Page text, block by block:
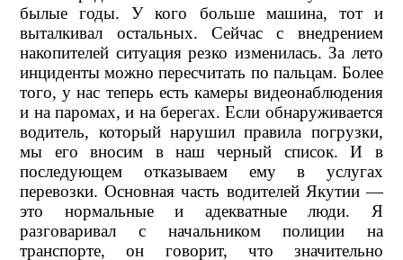
былые годы. У кого больше машина, тот и
выталкивал остальных. Сейчас с внедрением
накопителей ситуация резко изменилась. За лето
инциденты можно пересчитать по пальцам. Более
того, у нас теперь есть камеры видеонаблюдения
и на паромах, и на берегах. Если обнаруживается
водитель, который нарушил правила погрузки,
мы его вносим в наш черный список. И в
последующем отказываем ему в услугах
перевозки. Основная часть водителей Якутии —
это нормальные и адекватные люди. Я
разговаривал с начальником полиции на
транспорте, он говорит, что значительно